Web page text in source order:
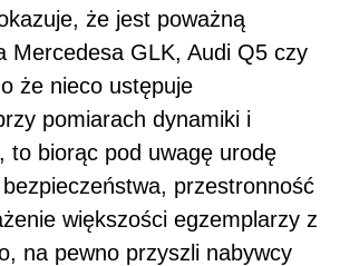
że jest poważną
Mercedesa GLK, Audi Q5 czy
że nieco ustępuje
pomiarach dynamiki i
to biorąc pod uwagę urodę
przestronność
większości egzemplarzy z
na pewno przyszli nabywcy